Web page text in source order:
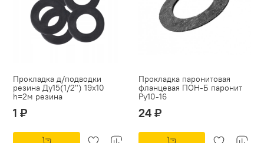
Прокладка д/подводки
резина Ду15(1/2") 19х10
h=2м резина
1 ₽
Прокладка паронитовая
фланцевая ПОН-Б паронит
Py10-16
24 ₽